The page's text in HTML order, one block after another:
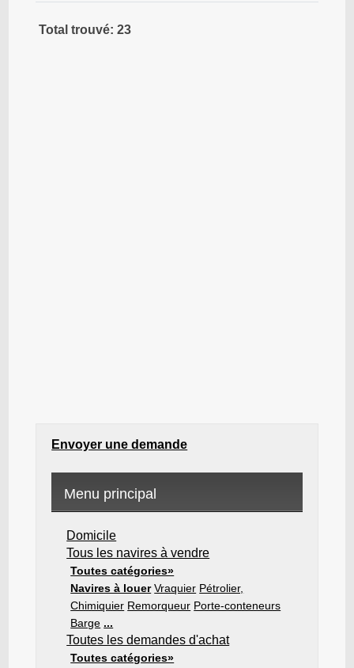
Total trouvé: 23
Envoyer une demande
Menu principal
Domicile
Tous les navires à vendre
Toutes catégories»
Navires à louer Vraquier Pétrolier,
Chimiquier Remorqueur Porte-conteneurs
Barge ...
Toutes les demandes d'achat
Toutes catégories»